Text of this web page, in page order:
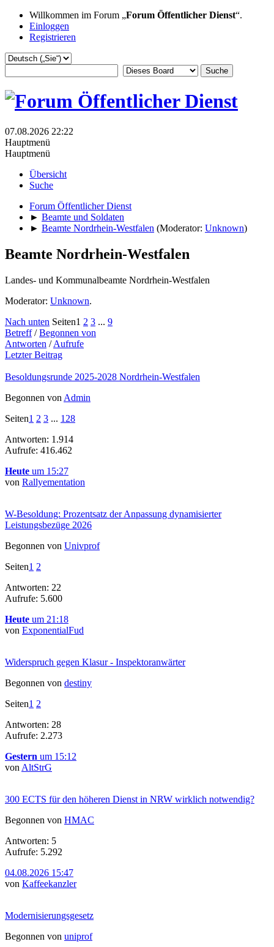
Willkommen im Forum „Forum Öffentlicher Dienst“.
Einloggen
Registrieren
07.08.2026 22:22
Hauptmenü
Hauptmenü
Übersicht
Suche
Forum Öffentlicher Dienst
► Beamte und Soldaten
► Beamte Nordrhein-Westfalen (Moderator: Unknown)
Beamte Nordrhein-Westfalen
Landes- und Kommunalbeamte Nordrhein-Westfalen
Moderator: Unknown.
Nach unten Seiten1 2 3 ... 9
Betreff/Begonnen von
Antworten /Aufrufe
Letzter Beitrag
Besoldungsrunde 2025-2028 Nordrhein-Westfalen
Begonnen von Admin
Seiten1 2 3 ... 128
Antworten: 1.914
Aufrufe: 416.462
Heute um 15:27
von Rallyementation
W-Besoldung: Prozentsatz der Anpassung dynamisierter
Leistungsbezüge 2026
Begonnen von Univprof
Seiten1 2
Antworten: 22
Aufrufe: 5.600
Heute um 21:18
von ExponentialFud
Widerspruch gegen Klasur - Inspektoranwärter
Begonnen von destiny
Seiten1 2
Antworten: 28
Aufrufe: 2.273
Gestern um 15:12
von AltStrG
300 ECTS für den höheren Dienst in NRW wirklich notwendig?
Begonnen von HMAC
Antworten: 5
Aufrufe: 5.292
04.08.2026 15:47
von Kaffeekanzler
Modernisierungsgesetz
Begonnen von uniprof